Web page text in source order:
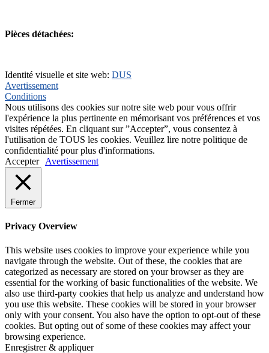
Pièces détachées:
Identité visuelle et site web: DUS
Avertissement
Conditions
Nous utilisons des cookies sur notre site web pour vous offrir
l'expérience la plus pertinente en mémorisant vos préférences et vos
visites répétées. En cliquant sur ”Accepter”, vous consentez à
l'utilisation de TOUS les cookies. Veuillez lire notre politique de
confidentialité pour plus d'informations.
Accepter
Avertissement
Fermer
Privacy Overview
This website uses cookies to improve your experience while you
navigate through the website. Out of these, the cookies that are
categorized as necessary are stored on your browser as they are
essential for the working of basic functionalities of the website. We
also use third-party cookies that help us analyze and understand how
you use this website. These cookies will be stored in your browser
only with your consent. You also have the option to opt-out of these
cookies. But opting out of some of these cookies may affect your
browsing experience.
Enregistrer & appliquer